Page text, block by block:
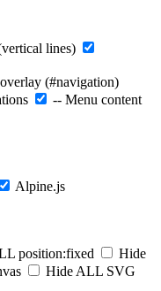
lines)
(#navigation)
-- Menu content
Alpine.js
position:fixed
Hide
Hide ALL SVG